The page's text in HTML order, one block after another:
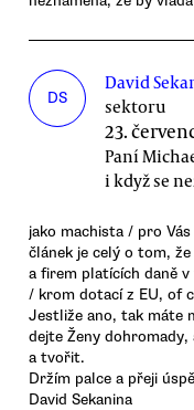
DS
David
sektoru
23.
Paní
i když se
jako machista / pro
článek je celý o tom,
a firem platících daně
/ krom dotací z EU, of
Jestliže ano, tak máte
dejte Ženy
a tvořit.
Držím palce a přeji
David Sekanina